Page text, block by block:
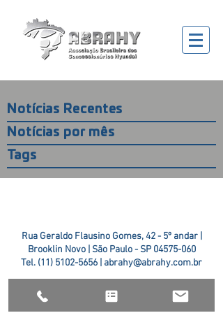
Notícias Recentes
Notícias por mês
Tags
Rua Geraldo Flausino Gomes, 42 - 5º andar |
Brooklin Novo | São Paulo - SP 04575-060
Tel. (11) 5102-5656 abrahy@abrahy.com.br
©2018 ABRAHY. criado pela TR2 Art + Design